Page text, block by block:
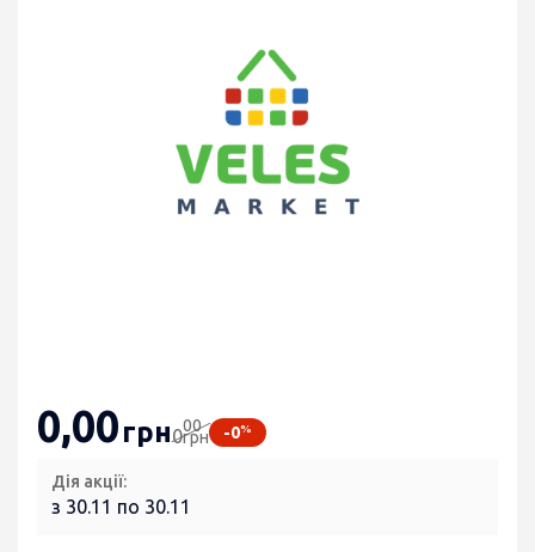
0,00грн000
грн -0%
Дія акції:
з 30.11 по 30.11